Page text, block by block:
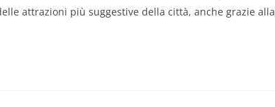
attrazioni più suggestive della città, anche grazie alla